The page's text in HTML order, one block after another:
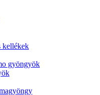
kellékek
gyöngyök